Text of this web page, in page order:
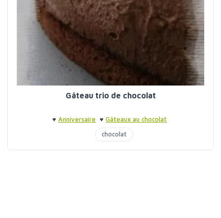
Gâteau trio de chocolat
♥ Anniversaire ♥ Gâteaux au chocolat
chocolat